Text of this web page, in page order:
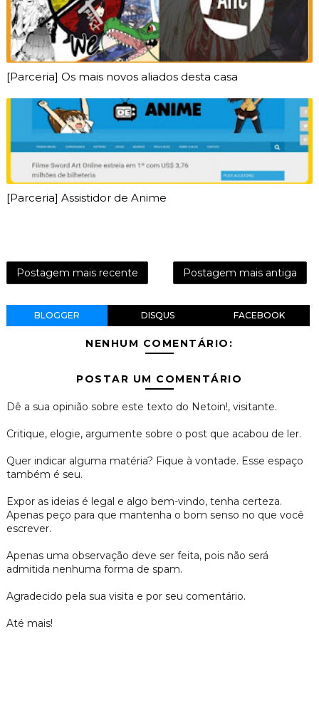
[Parceria] Os mais novos aliados desta casa
[Parceria] Assistidor de Anime
Postagem mais recente Postagem mais antiga
BLOGGER DISQUS FACEBOOK
NENHUM COMENTÁRIO:
POSTAR UM COMENTÁRIO
Dê a sua opinião sobre este texto do Netoin!, visitante.
Critique, elogie, argumente sobre o post que acabou de ler.
Quer indicar alguma matéria? Fique à vontade. Esse espaço
também é seu.
Expor as ideias é legal e algo bem-vindo, tenha certeza.
Apenas peço para que mantenha o bom senso no que você
escrever.
Apenas uma observação deve ser feita, pois não será
admitida nenhuma forma de spam.
Agradecido pela sua visita e por seu comentário.
Até mais!